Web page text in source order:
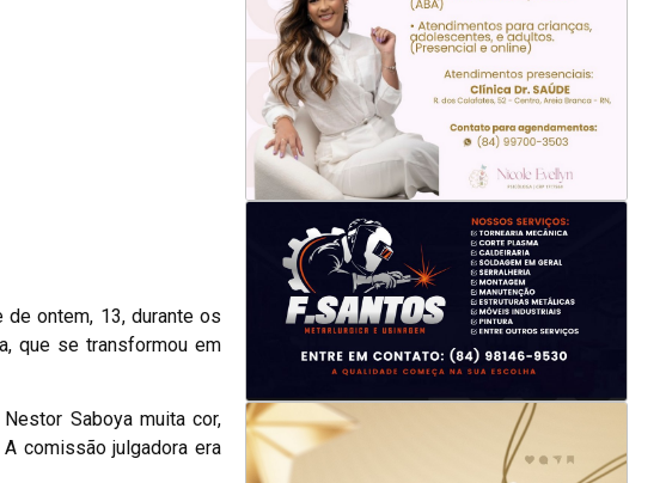
ontem, 13, durante os
que se transformou em
Saboya muita cor,
comissão julgadora era